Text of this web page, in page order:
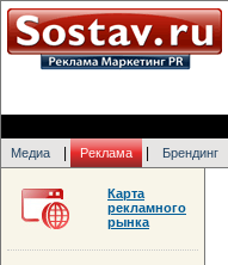
Медиа Реклама Брендинг
Карта
рекламного
рынка